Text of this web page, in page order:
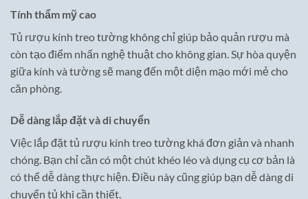
Tính thẩm mỹ cao
Tủ rượu kính treo tường không chỉ giúp bảo quản rượu mà
còn tạo điểm nhấn nghệ thuật cho không gian. Sự hòa quyện
giữa kính và tường sẽ mang đến một diện mạo mới mẻ cho
căn phòng.
Dễ dàng lắp đặt và di chuyển
Việc lắp đặt tủ rượu kính treo tường khá đơn giản và nhanh
chóng. Bạn chỉ cần có một chút khéo léo và dụng cụ cơ bản là
có thể dễ dàng thực hiện. Điều này cũng giúp bạn dễ dàng di
chuyển tủ khi cần thiết.